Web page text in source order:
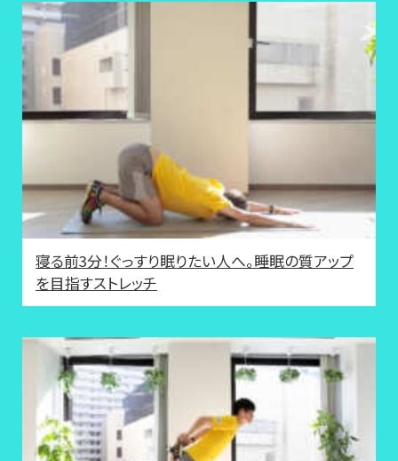
寝る前3分！ぐっすり眠りたい人へ。睡眠の質アップ
を目指すストレッチ